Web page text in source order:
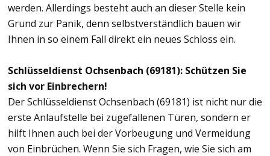
werden. Allerdings besteht auch an dieser Stelle kein
Grund zur Panik, denn selbstverständlich bauen wir
Ihnen in so einem Fall direkt ein neues Schloss ein.
Schlüsseldienst Ochsenbach (69181): Schützen Sie
sich vor Einbrechern!
Der Schlüsseldienst Ochsenbach (69181) ist nicht nur die
erste Anlaufstelle bei zugefallenen Türen, sondern er
hilft Ihnen auch bei der Vorbeugung und Vermeidung
von Einbrüchen. Wenn Sie sich Fragen, wie Sie sich am